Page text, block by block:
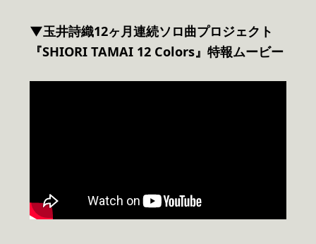
▼玉井詩織12ヶ月連続ソロ曲プロジェクト
『SHIORI TAMAI 12 Colors』特報ムービー